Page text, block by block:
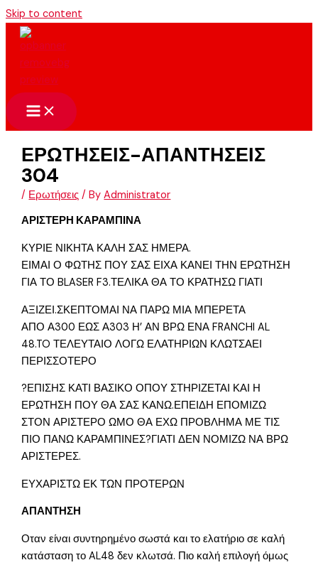
Skip to content
ΕΡΩΤΗΣΕΙΣ-ΑΠΑΝΤΗΣΕΙΣ
304
/ Ερωτήσεις / ByAdministrator
ΑΡΙΣΤΕΡΗ ΚΑΡΑΜΠΙΝΑ
ΚΥΡΙΕ ΝΙΚΗΤΑ ΚΑΛΗ ΣΑΣ ΗΜΕΡΑ.
ΕΙΜΑΙ Ο ΦΩΤΗΣ ΠΟΥ ΣΑΣ ΕΙΧΑ ΚΑΝΕΙ ΤΗΝ ΕΡΩΤΗΣΗ
ΓΙΑ ΤΟ BLASER F3.ΤΕΛΙΚΑ ΘΑ ΤΟ ΚΡΑΤΗΣΩ ΓΙΑΤΙ
ΑΞΙΖΕΙ.ΣΚΕΠΤΟΜΑΙ ΝΑ ΠΑΡΩ ΜΙΑ ΜΠΕΡΕΤΑ
ΑΠΟ Α300 ΕΩΣ Α303 Η’ ΑΝ ΒΡΩ ΕΝΑ FRANCHI AL
48.TO ΤΕΛΕΥΤΑΙΟ ΛΟΓΩ ΕΛΑΤΗΡΙΩΝ ΚΛΩΤΣΑΕΙ
ΠΕΡΙΣΣΟΤΕΡΟ
?ΕΠΙΣΗΣ ΚΑΤΙ ΒΑΣΙΚΟ ΟΠΟΥ ΣΤΗΡΙΖΕΤΑΙ ΚΑΙ Η
ΕΡΩΤΗΣΗ ΠΟΥ ΘΑ ΣΑΣ ΚΑΝΩ.ΕΠΕΙΔΗ ΕΠΟΜΙΖΩ
ΣΤΟΝ ΑΡΙΣΤΕΡΟ ΩΜΟ ΘΑ ΕΧΩ ΠΡΟΒΛΗΜΑ ΜΕ ΤΙΣ
ΠΙΟ ΠΑΝΩ ΚΑΡΑΜΠΙΝΕΣ?ΓΙΑΤΙ ΔΕΝ ΝΟΜΙΖΩ ΝΑ ΒΡΩ
ΑΡΙΣΤΕΡΕΣ.
ΕΥΧΑΡΙΣΤΩ ΕΚ ΤΩΝ ΠΡΟΤΕΡΩΝ
ΑΠΑΝΤΗΣΗ
Οταν είναι συντηρημένο σωστά και το ελατήριο σε καλή
κατάσταση το AL48 δεν κλωτσά. Πιο καλή επιλογή όμως